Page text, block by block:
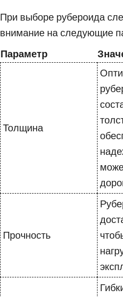
При выборе рубероида
внимание на следующие
Параметр
Толщина
Прочность